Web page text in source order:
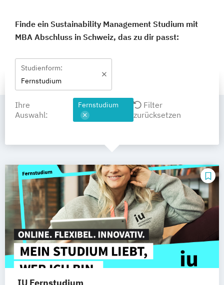
Finde ein Sustainability Management Studium mit
MBA Abschluss in Schweiz, das zu dir passt:
Studienform:
Fernstudium
Ihre
Auswahl:
Fernstudium
Filter
zurücksetzen